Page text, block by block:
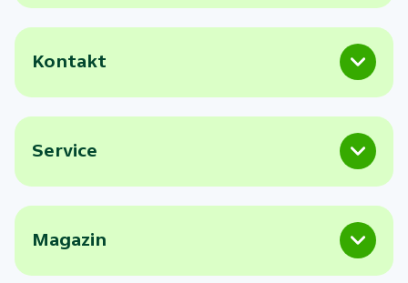
Kontakt
Service
Magazin